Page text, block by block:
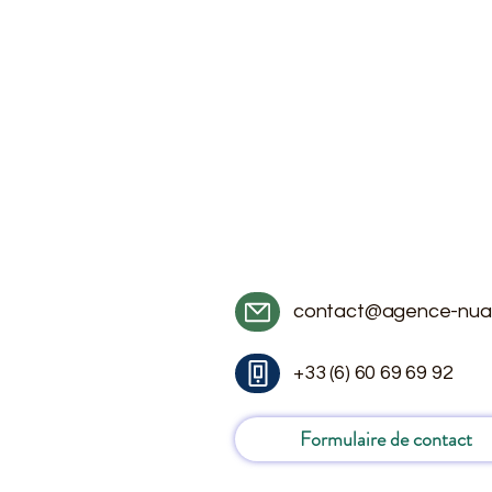
contact@agence-
+33 (6) 60 69 69 92
Formulaire de contact